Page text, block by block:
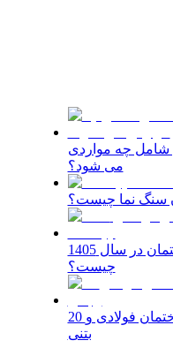
شامل چه مواردی
می شود؟
سنگ نما چیست؟
قوانین دریافت پایان کار ساختمان در سال 1405
چیست؟
20 روش مقاوم سازی و تقویت ساختمان فولادی و
بتنی